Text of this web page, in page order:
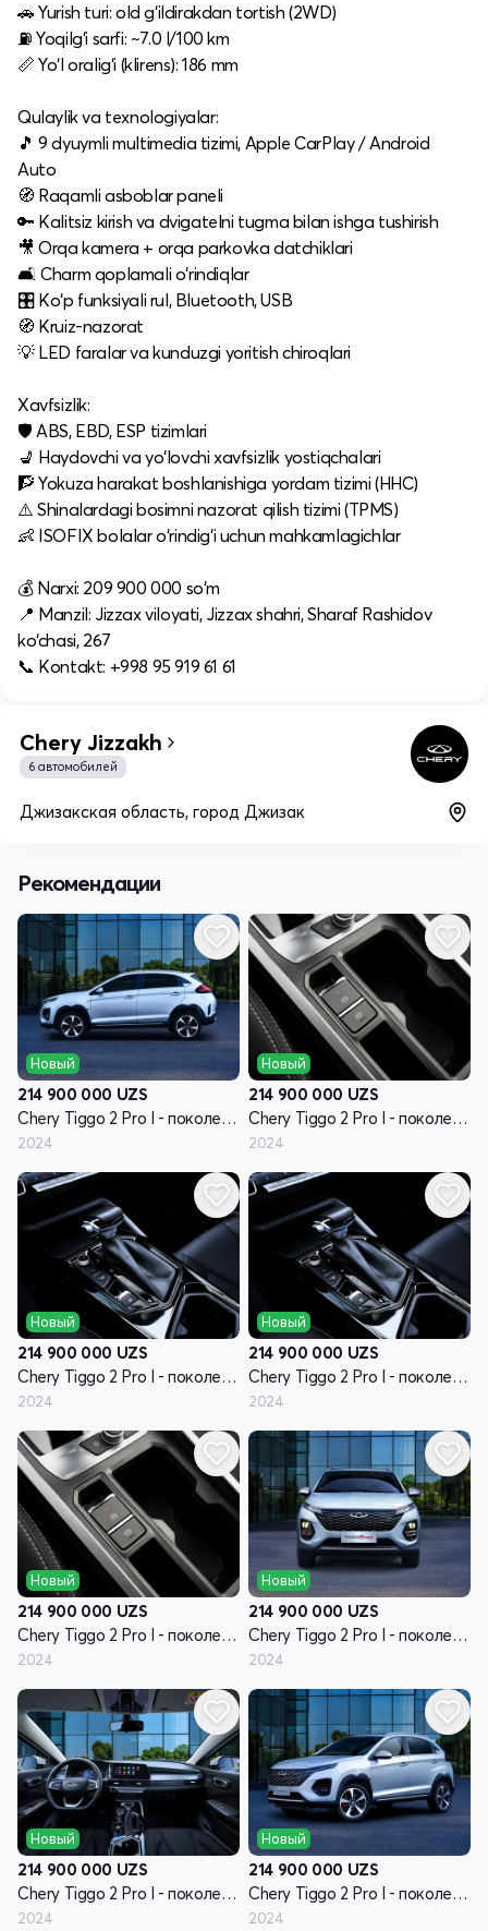
🚗 Yurish turi: old g‘ildirakdan tortish (2WD)
⛽ Yoqilg‘i sarfi: ~7.0 l/100 km
📏 Yo‘l oralig‘i (klirens): 186 mm
Qulaylik va texnologiyalar:
🎵 9 dyuymli multimedia tizimi, Apple CarPlay / Android
Auto
🧭 Raqamli asboblar paneli
🔑 Kalitsiz kirish va dvigatelni tugma bilan ishga tushirish
🎥 Orqa kamera + orqa parkovka datchiklari
🛋 Charm qoplamali o‘rindiqlar
🎛 Ko‘p funksiyali rul, Bluetooth, USB
🧭 Kruiz-nazorat
💡 LED faralar va kunduzgi yoritish chiroqlari
Xavfsizlik:
🛡 ABS, EBD, ESP tizimlari
💺 Haydovchi va yo‘lovchi xavfsizlik yostiqchalari
🧗 Yokuza harakat boshlanishiga yordam tizimi (HHC)
⚠️ Shinalardagi bosimni nazorat qilish tizimi (TPMS)
👶 ISOFIX bolalar o‘rindig‘i uchun mahkamlagichlar
💰 Narxi: 209 900 000 so‘m
📍 Manzil: Jizzax viloyati, Jizzax shahri, Sharaf Rashidov
ko‘chasi, 267
📞 Kontakt: +998 95 919 61 61
Chery Jizzakh
6 автомобилей
Джизакская область, город Джизак
Рекомендации
Новый
214 900 000 UZS
Chery Tiggo 2 Pro I - поколение
2024
Новый
214 900 000 UZS
Chery Tiggo 2 Pro I - поколение
2024
Новый
214 900 000 UZS
Chery Tiggo 2 Pro I - поколение
2024
Новый
214 900 000 UZS
Chery Tiggo 2 Pro I - поколение
2024
Новый
214 900 000 UZS
Chery Tiggo 2 Pro I - поколение
2024
Новый
214 900 000 UZS
Chery Tiggo 2 Pro I - поколение
2024
Новый
214 900 000 UZS
Chery Tiggo 2 Pro I - поколение
2024
Новый
214 900 000 UZS
Chery Tiggo 2 Pro I - поколение
2024